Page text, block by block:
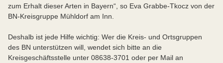
zum Erhalt dieser Arten in Bayern“, so Eva Grabbe-Tkocz von der
BN-Kreisgruppe Mühldorf am Inn.
Deshalb ist jede Hilfe wichtig: Wer die Kreis- und Ortsgruppen
des BN unterstützen will, wendet sich bitte an die
Kreisgeschäftsstelle unter 08638-3701 oder per Mail an